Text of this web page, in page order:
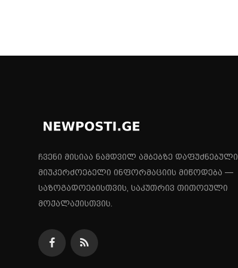
ჩვენი მისიაა ნამდვილ ამბებზე დაფუძნებული,
მიუკერძოებელი ინფორმაციის მიწოდება —
საზოგადოებისთვის, საკუთრივ თითოეული
მოქალაქისთვის.